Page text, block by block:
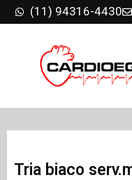
(11) 94316-4430
Tria biaco